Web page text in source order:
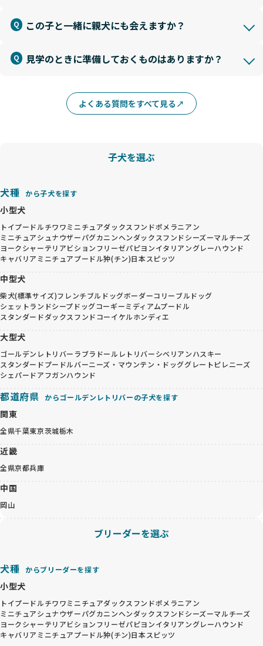
この子と一緒に親犬にも会えますか？
見学のときに準備しておくものはありますか？
よくある質問をすべて見る
子犬を選ぶ
犬種 から子犬を探す
小型犬
トイプードルチワワミニチュアダックスフンドポメラニアン
ミニチュアシュナウザーパグカニンヘンダックスフンドシーズーマルチーズ
ヨークシャーテリアビションフリーゼパピヨンイタリアングレーハウンド
キャバリア ミニチュアプードル狆(チン)日本スピッツ
中型犬
柴犬(標準サイズ)フレンチブルドッグボーダーコリーブルドッグ
シェットランドシープドッグコーギーミディアムプードル
スタンダードダックスフンドコーイケルホンディエ
大型犬
ゴールデンレトリバー ラブラドールレトリバーシベリアンハスキー
スタンダードプードルバーニーズ・マウンテン・ドッググレートピレニーズ
シェパードアフガンハウンド
都道府県 からゴールデンレトリバーの子犬を探す
関東
全県千葉東京茨城栃木
近畿
全県京都兵庫
中国
岡山
ブリーダーを選ぶ
犬種 からブリーダーを探す
小型犬
トイプードルチワワミニチュアダックスフンドポメラニアン
ミニチュアシュナウザーパグカニンヘンダックスフンドシーズーマルチーズ
ヨークシャーテリアビションフリーゼパピヨンイタリアングレーハウンド
キャバリア ミニチュアプードル狆(チン)日本スピッツ